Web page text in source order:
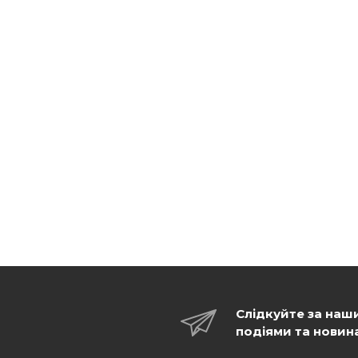
Слідкуйте за
подіями та